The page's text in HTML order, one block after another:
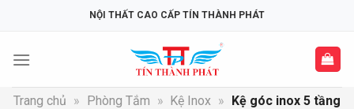
NỘI THẤT CAO CẤP TÍN THÀNH PHÁT
Trang chủ » Phòng Tắm » Kệ Inox » Kệ góc inox 5 tầng